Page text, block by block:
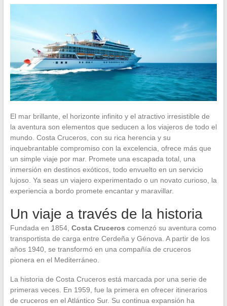
El mar brillante, el horizonte infinito y el atractivo irresistible de
la aventura son elementos que seducen a los viajeros de todo el
mundo. Costa Cruceros, con su rica herencia y su
inquebrantable compromiso con la excelencia, ofrece más que
un simple viaje por mar. Promete una escapada total, una
inmersión en destinos exóticos, todo envuelto en un servicio
lujoso. Ya seas un viajero experimentado o un novato curioso, la
experiencia a bordo promete encantar y maravillar.
Un viaje a través de la historia
Fundada en 1854, Costa Cruceros comenzó su aventura como
transportista de carga entre Cerdeña y Génova. A partir de los
años 1940, se transformó en una compañía de cruceros
pionera en el Mediterráneo.
La historia de Costa Cruceros está marcada por una serie de
primeras veces. En 1959, fue la primera en ofrecer itinerarios
de cruceros en el Atlántico Sur. Su continua expansión ha